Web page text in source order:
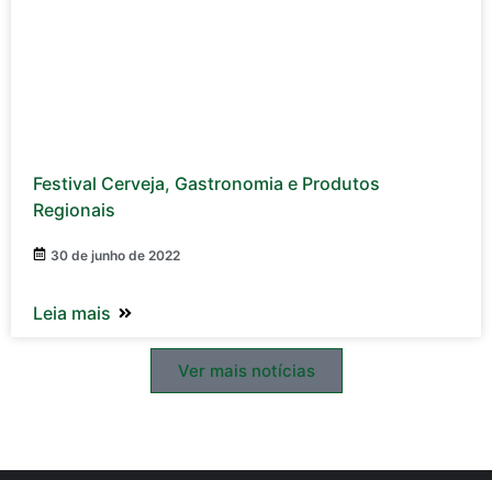
Festival Cerveja, Gastronomia e Produtos
Regionais
30 de junho de 2022
Leia mais
Ver mais notícias